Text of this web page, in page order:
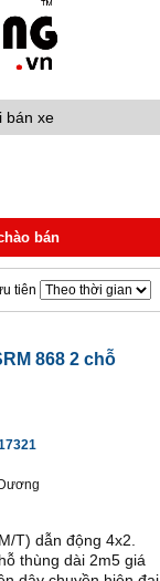
bán xe
bán
tiên
868 2 chỗ
T) dẫn động 4x2.
thùng dài 2m5 giá